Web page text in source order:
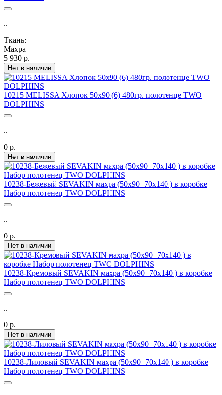
..
Ткань:
Махра
5 930 р.
Нет в наличии
10215 MELISSA Хлопок 50х90 (6) 480гр. полотенце TWO
DOLPHINS
..
0 р.
Нет в наличии
10238-Бежевый SEVAKIN махра (50х90+70х140 ) в коробке
Набор полотенец TWO DOLPHINS
..
0 р.
Нет в наличии
10238-Кремовый SEVAKIN махра (50х90+70х140 ) в коробке
Набор полотенец TWO DOLPHINS
..
0 р.
Нет в наличии
10238-Лиловый SEVAKIN махра (50х90+70х140 ) в коробке
Набор полотенец TWO DOLPHINS